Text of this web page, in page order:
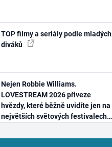
TOP filmy a seriály podle mladých
diváků
Nejen Robbie Williams.
LOVESTREAM 2026 přiveze
hvězdy, které běžně uvidíte jen na
největších světových festivalech